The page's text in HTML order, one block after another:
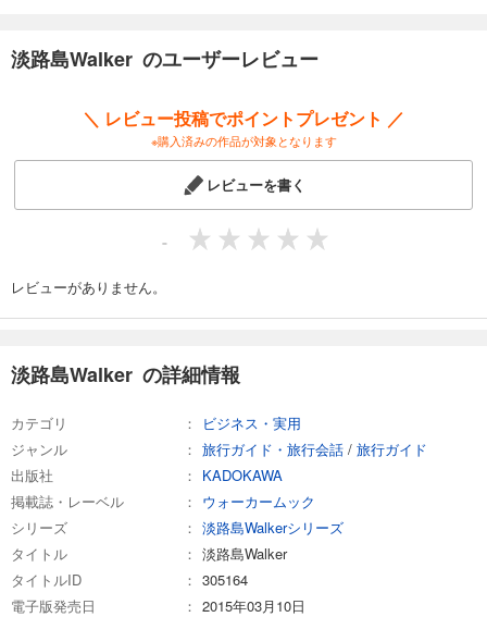
淡路島Walker のユーザーレビュー
＼ レビュー投稿でポイントプレゼント ／
※購入済みの作品が対象となります
レビューを書く
-
レビューがありません。
淡路島Walker の詳細情報
カテゴリ
ビジネス・実用
ジャンル
旅行ガイド・旅行会話 / 旅行ガイド
出版社
KADOKAWA
掲載誌・レーベル
ウォーカームック
シリーズ
淡路島Walkerシリーズ
タイトル
淡路島Walker
タイトルID
305164
電子版発売日
2015年03月10日